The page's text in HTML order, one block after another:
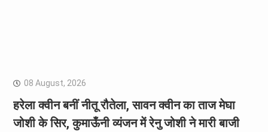
08 August, 2026
हरेला क्वीन बनीं नीतू रौतेला, सावन क्वीन का ताज मेघा
जोशी के सिर, कुमाऊँनी व्यंजन में रेनु जोशी ने मारी बाजी